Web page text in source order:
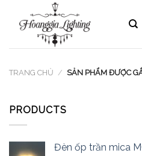
TRANG CHỦ / SẢN PHẨM ĐƯỢC
PRODUCTS
Đèn ốp trần mica